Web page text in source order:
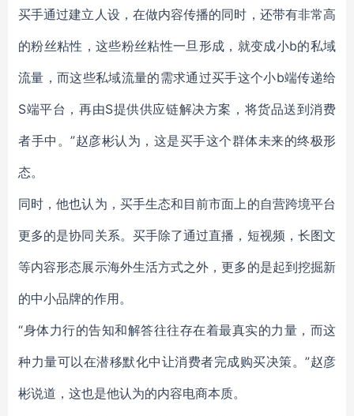
买手通过建立人设，在做内容传播的同时，还带有非常高
的粉丝粘性，这些粉丝粘性一旦形成，就变成小b的私域
流量，而这些私域流量的需求通过买手这个小b端传递给
S端平台，再由S提供供应链解决方案，将货品送到消费
者手中。”赵彦彬认为，这是买手这个群体未来的终极形
态。
同时，他也认为，买手生态和目前市面上的自营跨境平台
更多的是协同关系。买手除了通过直播，短视频，长图文
等内容形态展示海外生活方式之外，更多的是起到挖掘新
的中小品牌的作用。
“身体力行的告知和解答往往存在着最真实的力量，而这
种力量可以在潜移默化中让消费者完成购买决策。”赵彦
彬说道，这也是他认为的内容电商本质。